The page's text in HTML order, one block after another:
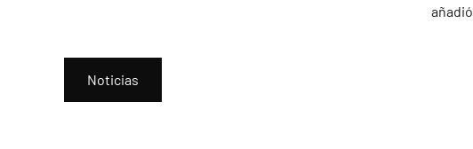
añadió.
Noticias